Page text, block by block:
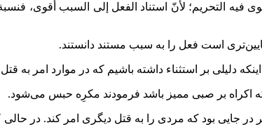
فيه التحريم؛ لأنّ استناد الفعل إلى السبب أقوى،
است فعل را به سبب مستند دانستند.
دلیلی بر استثناء داشته باشیم که در موارد امر
اکراه بر صبی ممیز باشد فرمودند مکرِه حبس می‌شود.
جایی بود که مردی را به قتل دیگری امر کند. در